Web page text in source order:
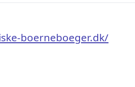
boerneboeger.dk/